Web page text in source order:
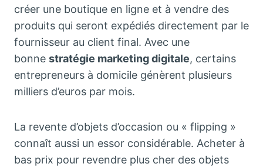
créer une boutique en ligne et à vendre des
produits qui seront expédiés directement par le
fournisseur au client final. Avec une
bonne stratégie marketing digitale, certains
entrepreneurs à domicile génèrent plusieurs
milliers d’euros par mois.
La revente d’objets d’occasion ou « flipping »
connaît aussi un essor considérable. Acheter à
bas prix pour revendre plus cher des objets